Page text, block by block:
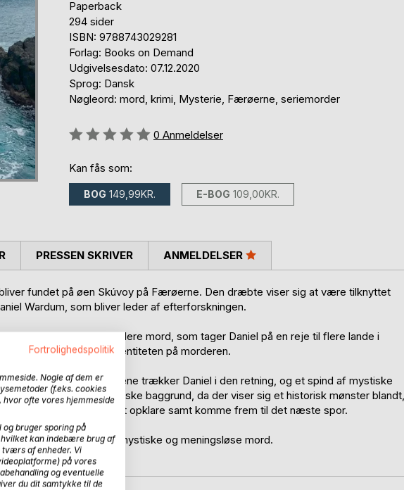
Paperback
294 sider
ISBN: 9788743029281
Forlag: Books on Demand
Udgivelsesdato: 07.12.2020
Sprog: Dansk
Nøgleord: mord, krimi, Mysterie, Færøerne, seriemorder
Anmeldelse::
0 Anmeldelser
Kan fås som:
BOG 149,99KR. E-BOG 109,00KR.
fundet på øen Skúvoy på Færøerne. Den dræbte viser sig at være tilknyttet
Wardum, som bliver leder af efterforskningen.
til mange flere mord, som tager Daniel på en reje til flere lande i
sandheden bag og identiteten på morderen.
politi, da ledetrådene trækker Daniel i den retning, og et spind af mystiske
søge hjælp fra sin historiske baggrund, da der viser sig et historisk mønster blandt,
til Jomfru Maria for at opklare samt komme frem til det næste spor.
han at opklare de mystiske og meningsløse mord.
PRESSEN SKRIVER ANMELDELSER
Fortrolighedspolitik
Nogle af dem er
(f.eks. cookies
ofte vores hjemmeside
bruger sporing på
kan indebære brug af
af enheder. Vi
på vores
og eventuelle
du dit samtykke til de